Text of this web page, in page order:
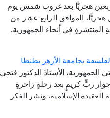
هجريًّا بعد غروب شمس يوم
هجريًّا، الموافق الرابع عشر من
المنتشرةِ في أنحاء الجمهورية.
بجامعة الأزهر بطنطا
الجمهورية، الأستاذَ الدكتور فتحي
جوار ربٍّ كريمٍ بعد رحلةٍ زاخرةٍ
الإسلامية، ونشر الفكر